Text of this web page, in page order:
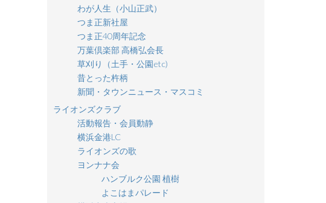
わが人生（小山正武）
つま正新社屋
つま正40周年記念
万葉倶楽部 高橋弘会長
草刈り（土手・公園etc)
昔とった杵柄
新聞・タウンニュース・マスコミ
ライオンズクラブ
活動報告・会員動静
横浜金港LC
ライオンズの歌
ヨンナナ会
ハンブルク公園 植樹
よこはまパレード